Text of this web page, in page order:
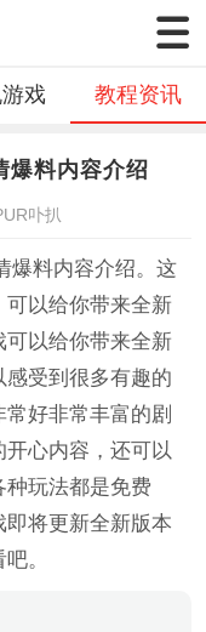
戏 教程资讯
爆料内容介绍
卟扒
料内容介绍。这
可以给你带来全新
可以给你带来全新
受到很多有趣的
好非常丰富的剧
心内容，还可以
种玩法都是免费
将更新全新版本
。